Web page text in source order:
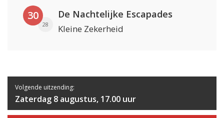
30
28
De Nachtelijke Escapades
Kleine Zekerheid
Volgende uitzending:
Zaterdag 8 augustus, 17.00 uur